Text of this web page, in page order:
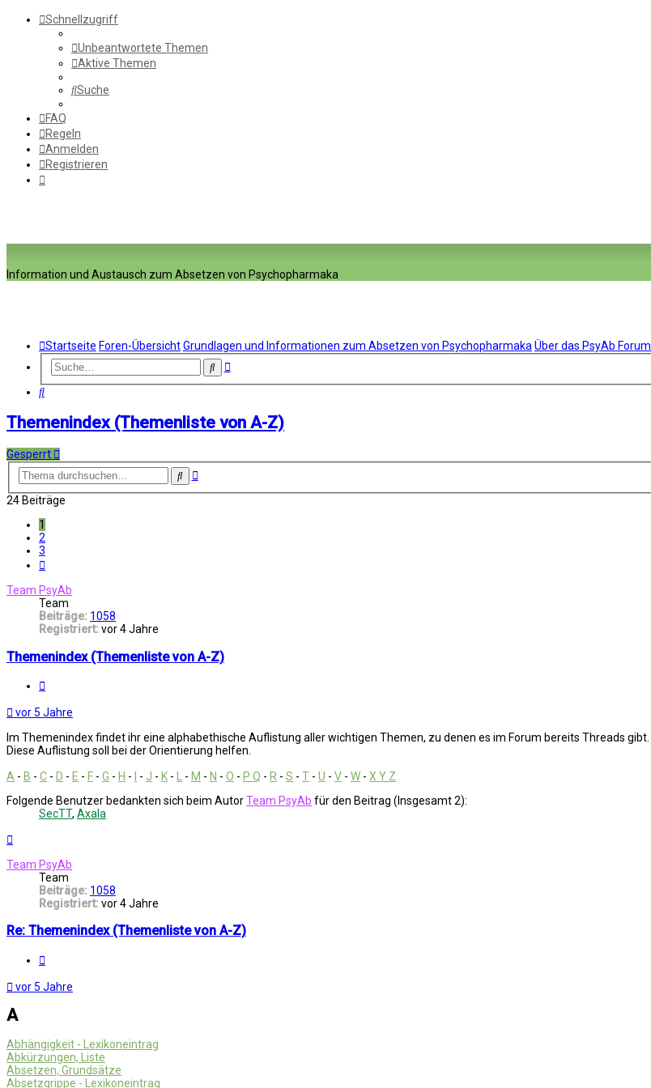
Schnellzugriff
Unbeantwortete Themen
Aktive Themen
Suche
FAQ
Regeln
Anmelden
Registrieren
Information und Austausch zum Absetzen von Psychopharmaka
Startseite Foren-ÜbersichtGrundlagen und Informationen zum Absetzen von Psychopharmaka Über das PsyAb Forum
SucheErweiterte
Suche
Themenindex (Themenliste von A-Z)
Gesperrt
SucheErweiterte
24 Beiträge
1
2
3
Team PsyAb
Team
Beiträge: 1058
Registriert: vor 4 Jahre
Themenindex (Themenliste von A-Z)
vor 5 Jahre
Im Themenindex findet ihr eine alphabethische Auflistung aller wichtigen Themen, zu denen es im Forum bereits Threads gibt.
Diese Auflistung soll bei der Orientierung helfen.
A - B - C - D - E - F - G - H - - J - K - - M - N - O - P Q - R - S - T - U - V - W - X Y Z
Folgende Benutzer bedankten sich beim AutorTeam PsyAb für den Beitrag (Insgesamt 2):
SecTT, Axala
Team PsyAb
Team
Beiträge: 1058
Registriert: vor 4 Jahre
Re: Themenindex (Themenliste von A-Z)
vor 5 Jahre
A
Abhängigkeit - Lexikoneintrag
Abkürzungen, Liste
Absetzen, Grundsätze
Absetzgrippe - Lexikoneintrag